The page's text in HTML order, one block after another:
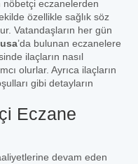
nöbetçi eczanelerden
özellikle sağlık söz
Vatandaşların her gün
’da bulunan eczanelere
ilaçların nasıl
olurlar. Ayrıca ilaçların
gibi detayların
Eczane
devam eden